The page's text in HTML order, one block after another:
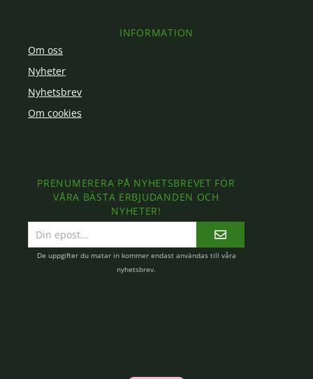
INFORMATION
Om oss
Nyheter
Nyhetsbrev
Om cookies
PRENUMERERA PÅ NYHETSBREVET FÖR
VÅRA BÄSTA ERBJUDANDEN OCH
NYHETER!
postadress
De uppgifter du matar in kommer endast användas till våra
nyhetsbrev.